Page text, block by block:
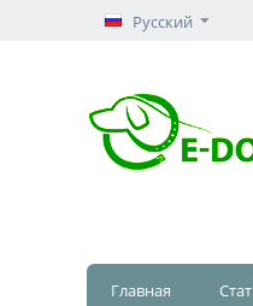
Русский
Главная